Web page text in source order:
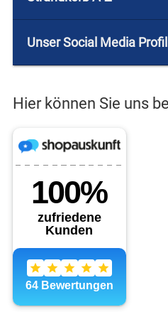
Unser Social Media Profil
Hier können Sie uns